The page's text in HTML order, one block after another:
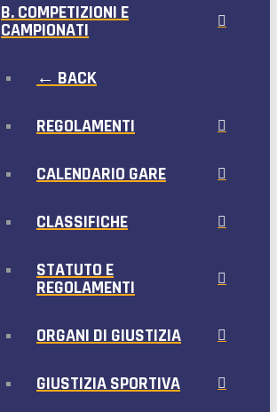
B. COMPETIZIONI E
CAMPIONATI
← BACK
REGOLAMENTI
CALENDARIO GARE
CLASSIFICHE
STATUTO E
REGOLAMENTI
ORGANI DI GIUSTIZIA
GIUSTIZIA SPORTIVA